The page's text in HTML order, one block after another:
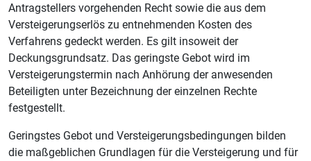
Antragstellers vorgehenden Recht sowie die aus dem
Versteigerungserlös zu entnehmenden Kosten des
Verfahrens gedeckt werden. Es gilt insoweit der
Deckungsgrundsatz. Das geringste Gebot wird im
Versteigerungstermin nach Anhörung der anwesenden
Beteiligten unter Bezeichnung der einzelnen Rechte
festgestellt.
Geringstes Gebot und Versteigerungsbedingungen bilden
die maßgeblichen Grundlagen für die Versteigerung und für